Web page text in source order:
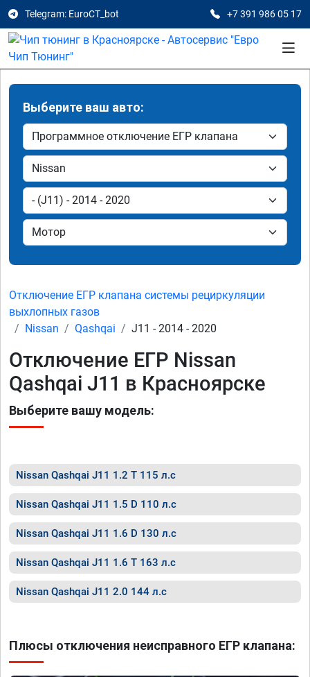
Telegram: EuroCT_bot +7 391 986 05 17
Выберите ваш авто:
Отключение ЕГР клапана системы рециркуляции
выхлопных газов
Nissan
Qashqai J11 - 2014 - 2020
Отключение ЕГР Nissan
Qashqai J11 в Красноярске
Выберите вашу модель:
Nissan Qashqai J11 1.2 T 115 л.с
Nissan Qashqai J11 1.5 D 110 л.с
Nissan Qashqai J11 1.6 D 130 л.с
Nissan Qashqai J11 1.6 T 163 л.с
Nissan Qashqai J11 2.0 144 л.с
Плюсы отключения неисправного ЕГР клапана: